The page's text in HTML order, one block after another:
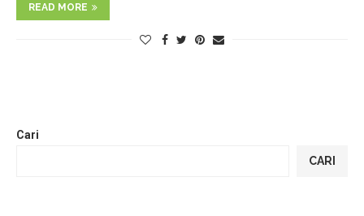
READ MORE
Cari
CARI